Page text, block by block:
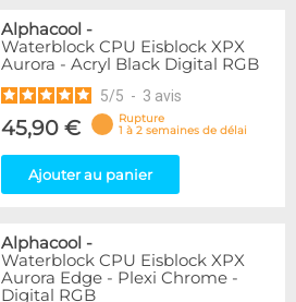
Alphacool -
Waterblock CPU Eisblock XPX
Aurora - Acryl Black Digital RGB
5/5 - 3 avis
45,90 €
Rupture
1 à 2 semaines de délai
Ajouter au panier
Alphacool -
Waterblock CPU Eisblock XPX
Aurora Edge - Plexi Chrome -
Digital RGB